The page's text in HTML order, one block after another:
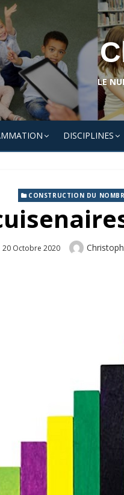
LE
DISCIPLINES
CONSTRUCTION DU
Posted
20 Octobre 2020 Author